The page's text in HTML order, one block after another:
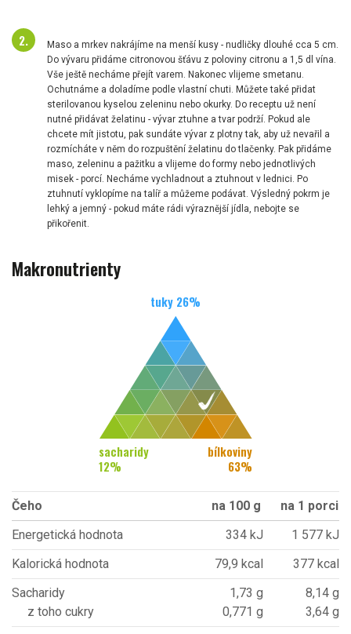
Maso a mrkev nakrájíme na menší kusy - nudličky dlouhé cca 5 cm.
Do vývaru přidáme citronovou šťávu z poloviny citronu a 1,5 dl vína.
Vše ještě necháme přejít varem. Nakonec vlijeme smetanu.
Ochutnáme a doladíme podle vlastní chuti. Můžete také přidat
sterilovanou kyselou zeleninu nebo okurky. Do receptu už není
nutné přidávat želatinu - vývar ztuhne a tvar podrží. Pokud ale
chcete mít jistotu, pak sundáte vývar z plotny tak, aby už nevařil a
rozmícháte v něm do rozpuštění želatinu do tlačenky. Pak přidáme
maso, zeleninu a pažitku a vlijeme do formy nebo jednotlivých
misek - porcí. Necháme vychladnout a ztuhnout v lednici. Po
ztuhnutí vyklopíme na talíř a můžeme podávat. Výsledný pokrm je
lehký a jemný - pokud máte rádi výraznější jídla, nebojte se
přikořenit.
Makronutrienty
tuky 26%
sacharidy
12%
bílkoviny
63%
Čeho na 100 g
na 1 porci
Energetická hodnota
334 kJ
1 577 kJ
Kalorická hodnota
79,9 kcal
377 kcal
Sacharidy
z toho cukry
1,73 g
0,771 g
8,14 g
3,64 g